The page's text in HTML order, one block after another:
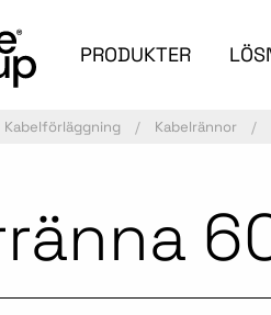
PRODUKTER
Kabelförläggning Kabelrännor